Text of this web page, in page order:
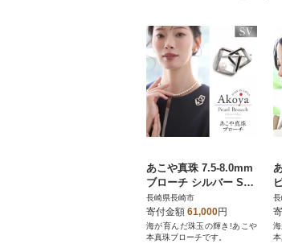
あこや真珠 7.5-8.0mm
ブローチ シルバー SV
スクエア パール
長崎県長崎市
寄付金額 61,000円
海が育んだ珠玉の輝き!あこや
本真珠ブローチです。